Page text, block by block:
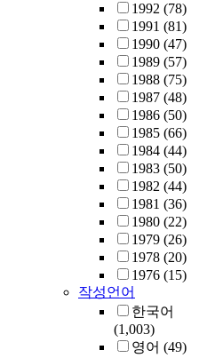
1992 (78)
1991 (81)
1990 (47)
1989 (57)
1988 (75)
1987 (48)
1986 (50)
1985 (66)
1984 (44)
1983 (50)
1982 (44)
1981 (36)
1980 (22)
1979 (26)
1978 (20)
1976 (15)
작성언어
한국어
(1,003)
영어 (49)